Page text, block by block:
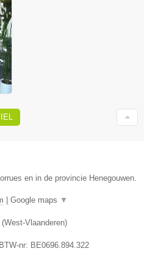
en in de provincie Henegouwen.
Google maps ▼
(West-Vlaanderen)
nr: BE0696.894.322